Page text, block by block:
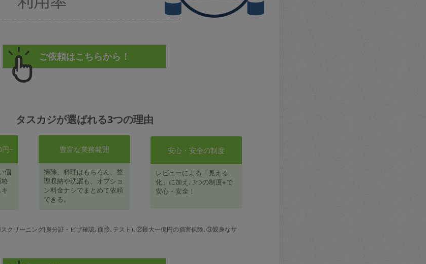
タスカジが選ばれる3つの理由
~
個
豊富な業務範囲
掃除、料理はもちろん、整
理収納や洗濯も、オプショ
ン料金ナシでまとめて依頼
できる。
安心・安全の制度
レビューによる「見える
化」に加え､3つの制度※で
安心・安全！
クリーニング(身分証・ビザ確認､面接､テスト)､②最大一億円の損害保険､③親身なサ